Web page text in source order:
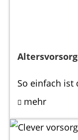
So einfach ist
mehr